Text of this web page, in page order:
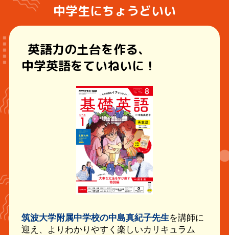
中学生にちょうどいい
英語力の土台を作る、
中学英語をていねいに！
筑波大学附属中学校の中島真紀子先生を講師に
迎え、よりわかりやすく楽しいカリキュラム